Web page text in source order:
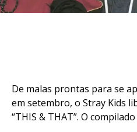
De malas prontas para se
em setembro, o Stray Kids
“THIS & THAT”. O